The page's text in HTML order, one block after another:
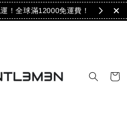
！全球滿12000免運費！